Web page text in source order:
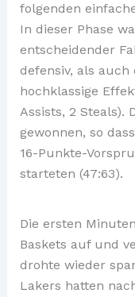
folgenden
In dieser Phase
entscheidender
defensiv, als
hochklassige
Assists, 2 Steals).
gewonnen, so
16-Punkte-
starteten (47:63).
Die ersten
Baskets auf und
drohte wieder
Lakers hatten